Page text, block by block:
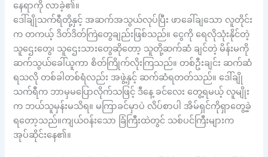
နေရာကို လာခဲ့၏။
ဒေါ်ချိုသက်ရီတို့နှင့် အဆက်အသွယ်လုပ်ပြီး ဖာခေါ်ချသော လူတိုင်း
က တကယ့် ဒိတ်ဒိတ်ကြဲတွေချည်းဖြစ်သည်။ ငွေကို ရေလိုသုံးနိုင်တဲ့
သူဌေးတွေ၊ သူဌေးသားတွေဆိုတော့ သူတို့ဆက်ဆံ ချင်တဲ့ မိန်းမကို
ဆက်သွယ်ခေါ်ယူကာ စိတ်ကြိုက်လိုးကြသည်။ တစ်ဦးချင်း ဆက်ဆံ
ရသလို တစ်ခါတစ်ရံလည်း အဖွဲ့နှင့် ဆက်ဆံရတတ်သည်။ ဒေါ်ချို
သက်ရီက ဘာမှမပြောလိုက်သဖြင့် ဒီနေ့ ခင်လေး တွေ့ရမယ့် လူမျိုး
က ဘယ်သူမှန်းမသိရ။ မကြာခင်မှာပဲ လိပ်စာပါ အိမ်ရှင်ကိုရှာတွေ့ခဲ့
ရတော့သည်။ကျယ်ဝန်းသော ခြံကြီးထဲတွင် သစ်ပင်ကြီးများက
အုပ်ဆိုင်းနေ၏။